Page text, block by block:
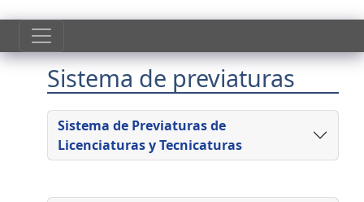
Sistema de previaturas
Sistema de Previaturas de
Licenciaturas y Tecnicaturas